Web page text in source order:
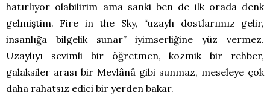
hatırlıyor olabilirim ama sanki ben de ilk orada denk
gelmiştim. Fire in the Sky, “uzaylı dostlarımız gelir,
insanlığa bilgelik sunar” iyimserliğine yüz vermez.
Uzaylıyı sevimli bir öğretmen, kozmik bir rehber,
galaksiler arası bir Mevlânâ gibi sunmaz, meseleye çok
daha rahatsız edici bir yerden bakar.